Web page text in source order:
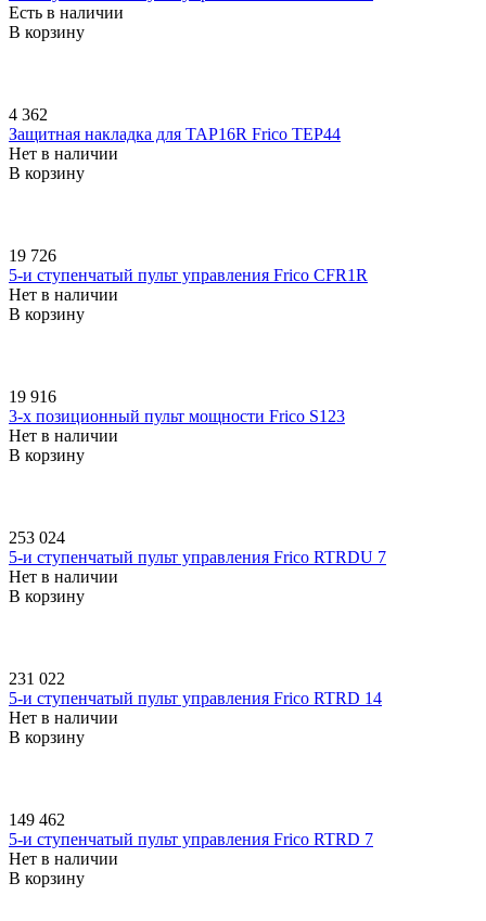
Есть в наличии
В корзину
4 362
Защитная накладка для TAP16R Frico TEP44
Нет в наличии
В корзину
19 726
5-и ступенчатый пульт управления Frico CFR1R
Нет в наличии
В корзину
19 916
3-х позиционный пульт мощности Frico S123
Нет в наличии
В корзину
253 024
5-и ступенчатый пульт управления Frico RTRDU 7
Нет в наличии
В корзину
231 022
5-и ступенчатый пульт управления Frico RTRD 14
Нет в наличии
В корзину
149 462
5-и ступенчатый пульт управления Frico RTRD 7
Нет в наличии
В корзину